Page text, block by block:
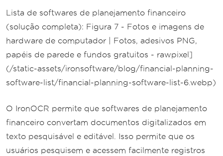
Lista de softwares de planejamento financeiro
(solução completa): Figura 7 - Fotos e imagens de
hardware de computador | Fotos, adesivos PNG,
papéis de parede e fundos gratuitos - rawpixel]
(/static-assets/ironsoftware/blog/financial-planning-
software-list/financial-planning-software-list-6.webp)
O IronOCR permite que softwares de planejamento
financeiro convertam documentos digitalizados em
texto pesquisável e editável. Isso permite que os
usuários pesquisem e acessem facilmente registros